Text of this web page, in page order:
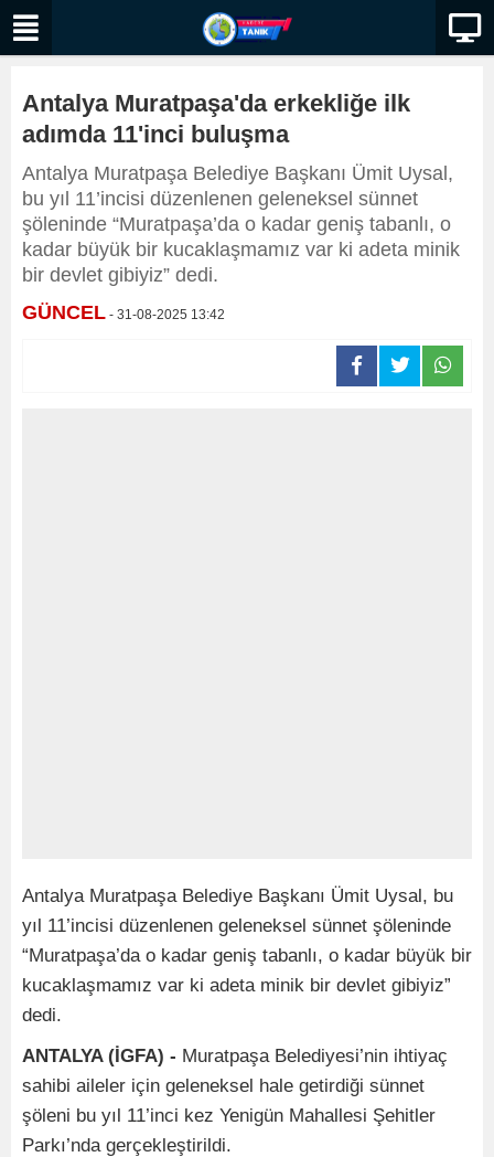
Antalya Muratpaşa'da erkekliğe ilk
adımda 11'inci buluşma
Antalya Muratpaşa Belediye Başkanı Ümit Uysal,
bu yıl 11’incisi düzenlenen geleneksel sünnet
şöleninde “Muratpaşa’da o kadar geniş tabanlı, o
kadar büyük bir kucaklaşmamız var ki adeta minik
bir devlet gibiyiz” dedi.
GÜNCEL - 31-08-2025 13:42
Antalya Muratpaşa Belediye Başkanı Ümit Uysal, bu
yıl 11’incisi düzenlenen geleneksel sünnet şöleninde
“Muratpaşa’da o kadar geniş tabanlı, o kadar büyük bir
kucaklaşmamız var ki adeta minik bir devlet gibiyiz”
dedi.
ANTALYA (İGFA) - Muratpaşa Belediyesi’nin ihtiyaç
sahibi aileler için geleneksel hale getirdiği sünnet
şöleni bu yıl 11’inci kez Yenigün Mahallesi Şehitler
Parkı’nda gerçekleştirildi.